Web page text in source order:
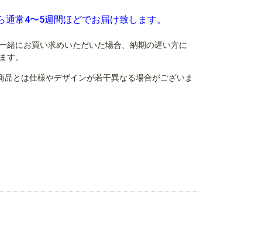
常4〜5週間ほどでお届け致します。
緒にお買い求めいただいた場合、納期の遅い方に
す。
とは仕様やデザインが若干異なる場合がございま